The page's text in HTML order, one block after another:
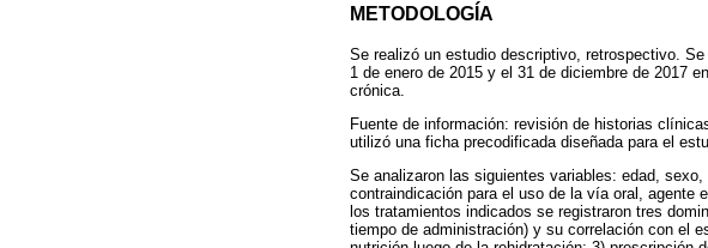
METODOLOGÍA
Se realizó un estudio descriptivo, retrospectivo.
1 de enero de 2015 y el 31 de diciembre de 2017
crónica.
Fuente de información: revisión de historias
utilizó una ficha precodificada diseñada para el
Se analizaron las siguientes variables: edad,
contraindicación para el uso de la vía oral, agente
los tratamientos indicados se registraron tres
tiempo de administración) y su correlación con el